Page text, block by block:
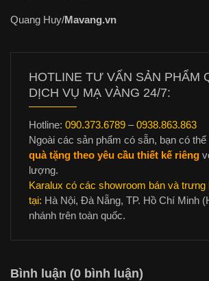
Quang Huy/Mavang.vn
HOTLINE TƯ VẤN SẢN PHẨM
DỊCH VỤ MẠ VÀNG 24/7:
Hotline: 090.373.6789 –0938.863.863
Ngoài các sản phẩm có sẵn, bạn có thể
quà tặng theo yêu cầu thiết kế riêng
lượng.
Karalux có các showroom bán và trưng
tại: Hà Nội, Đà Nẵng, TP. Hồ Chí Minh
nhánh trên toàn quốc.
Bình luận (0 bình luận)